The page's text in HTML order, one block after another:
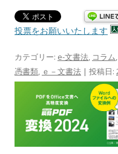
投票をお願いいたします
カテゴリー: e-文書法, コラム,
憑書類, ｅ－文書法 | 投稿日: